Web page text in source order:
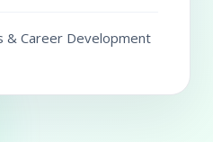
& Career Development